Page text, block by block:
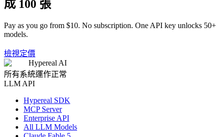
成 100 張
Pay as you go from $10. No subscription. One API key unlocks 50+
models.
檢視定價
Hypereal AI
所有系統運作正常
LLM API
Hypereal SDK
MCP Server
Enterprise API
All LLM Models